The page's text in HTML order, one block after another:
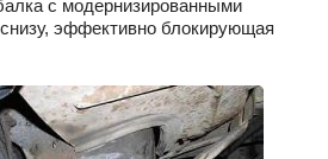
с модернизированными
эффективно блокирующая